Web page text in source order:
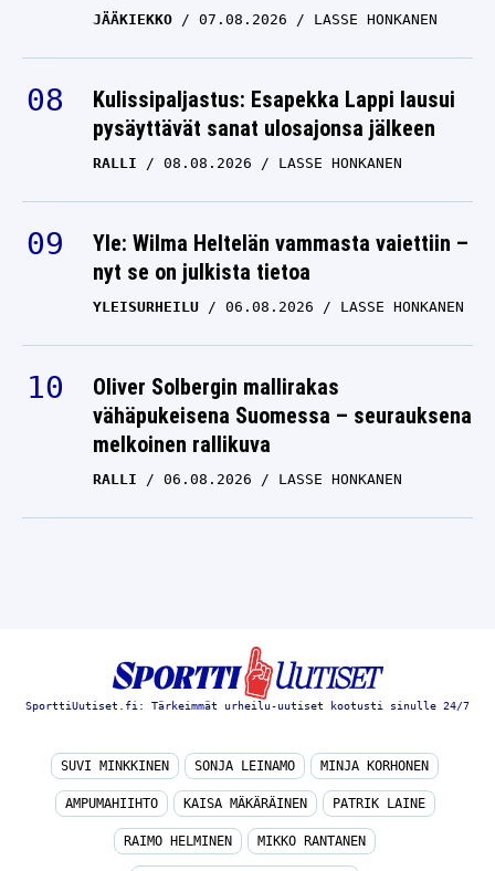
JÄÄKIEKKO 07.08.2026 LASSE HONKANEN
Kulissipaljastus: Esapekka Lappi lausui
pysäyttävät sanat ulosajonsa jälkeen
RALLI 08.08.2026 LASSE HONKANEN
Yle: Wilma Heltelän vammasta vaiettiin –
nyt se on julkista tietoa
YLEISURHEILU 06.08.2026 LASSE HONKANEN
Oliver Solbergin mallirakas
vähäpukeisena Suomessa – seurauksena
melkoinen rallikuva
RALLI 06.08.2026 LASSE HONKANEN
SporttiUutiset.fi: Tärkeimmät urheilu-uutiset kootusti sinulle 24/7
SUVI MINKKINEN SONJA LEINAMO MINJA KORHONEN
AMPUMAHIIHTO KAISA MÄKÄRÄINEN PATRIK LAINE
RAIMO HELMINEN MIKKO RANTANEN